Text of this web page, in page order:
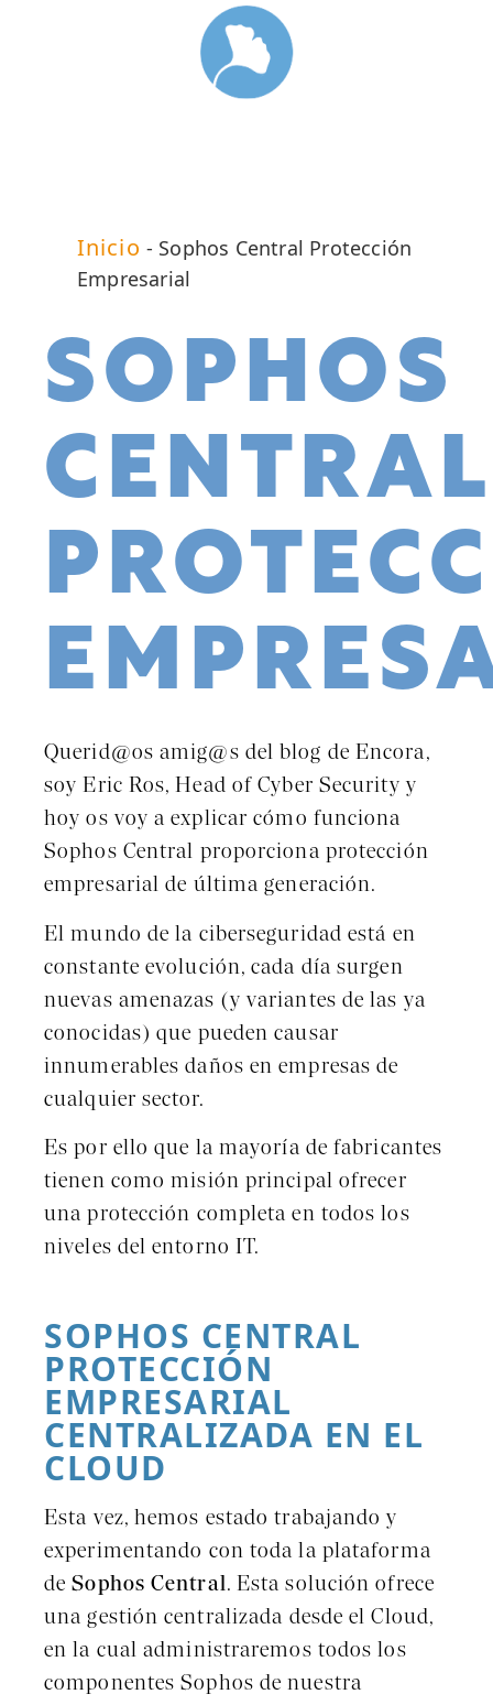
Inicio - Sophos Central Protección
Empresarial
SOPHOS
CENTRAL
Querid@os amig@s del blog de Encora,
soy Eric Ros, Head of Cyber Security y
hoy os voy a explicar cómo funciona
Sophos Central proporciona protección
empresarial de última generación.
El mundo de la ciberseguridad está en
constante evolución, cada día surgen
nuevas amenazas (y variantes de las ya
conocidas) que pueden causar
innumerables daños en empresas de
cualquier sector.
Es por ello que la mayoría de fabricantes
tienen como misión principal ofrecer
una protección completa en todos los
niveles del entorno IT.
SOPHOS CENTRAL
PROTECCIÓN
EMPRESARIAL
CENTRALIZADA EN EL
CLOUD
Esta vez, hemos estado trabajando y
experimentando con toda la plataforma
deSophos Central. Esta solución ofrece
una gestión centralizada desde el Cloud,
en la cual administraremos todos los
componentes Sophos de nuestra